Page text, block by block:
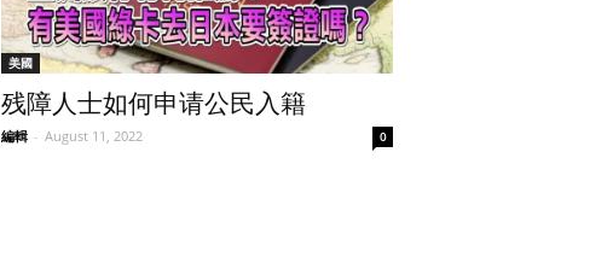
美國
残障人士如何申请公民入籍
編輯 - August 11, 2022 0